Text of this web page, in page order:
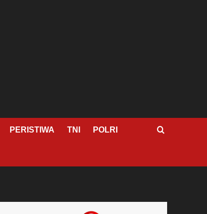
PERISTIWA TNI POLRI